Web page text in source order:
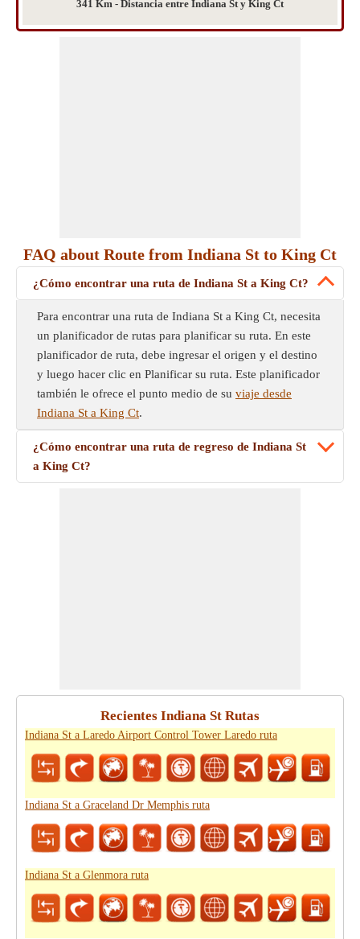
341 Km - Distancia entre Indiana St y King Ct
FAQ about Route from Indiana St to King Ct
¿Cómo encontrar una ruta de Indiana St a King Ct?
Para encontrar una ruta de Indiana St a King Ct, necesita
un planificador de rutas para planificar su ruta. En este
planificador de ruta, debe ingresar el origen y el destino
y luego hacer clic en Planificar su ruta. Este planificador
también le ofrece el punto medio de su viaje desde
Indiana St a King Ct.
¿Cómo encontrar una ruta de regreso de Indiana St
a King Ct?
Recientes Indiana St Rutas
Indiana St a Laredo Airport Control Tower Laredo ruta
Indiana St a Graceland Dr Memphis ruta
Indiana St a Glenmora ruta